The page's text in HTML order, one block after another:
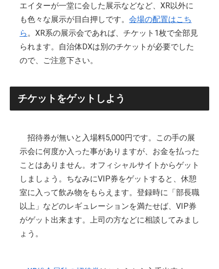
エイターが一堂に会した展示などなど、XR以外に
も色々な展示が目白押しです。 会場の配置はこち
ら。XR系の展示会であれば、チケット1枚で全部見
られます。自治体DXは別のチケットが必要でした
ので、ご注意下さい。
チケットをゲットしよう
招待券が無いと入場料5,000円です。この手の展
示会に何度か入った事がありますが、お金を払った
ことはありません。オフィシャルサイトからゲット
しましょう。ちなみにVIP券をゲットすると、休憩
室に入って飲み物をもらえます。登録時に「部長職
以上」などのレギュレーションを満たせば、VIP券
がゲット出来ます。上司の方などに相談してみまし
ょう。